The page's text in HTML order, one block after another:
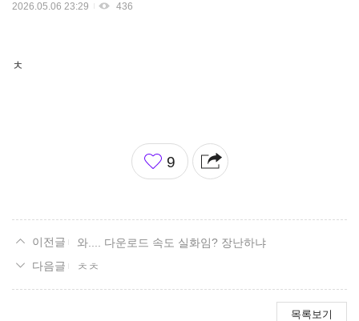
2026.05.06 23:29 436
ㅊ
좋
아
9
와.... 다운로드 속도 실화임? 장난하냐
ㅊㅊ
목록보기